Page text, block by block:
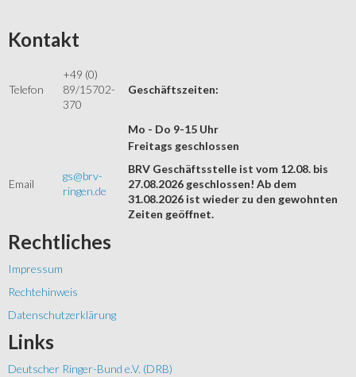
Kontakt
Telefon
+49 (0)
89/15702-
370
Geschäftszeiten:
Mo - Do 9-15 Uhr
Email
gs@brv-
ringen.de
Freitags geschlossen
BRV Geschäftsstelle ist vom 12.08. bis
27.08.2026 geschlossen! Ab dem
31.08.2026 ist wieder zu den gewohnten
Zeiten geöffnet.
Rechtliches
Impressum
Rechtehinweis
Datenschutzerklärung
Links
Deutscher Ringer-Bund e.V. (DRB)